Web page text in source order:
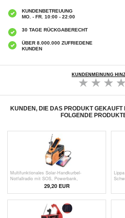
KUNDENBETREUUNG
MO. - FR. 10:00 - 22:00
30 TAGE RÜCKGABERECHT
ÜBER 8.000.000 ZUFRIEDENE
KUNDEN
KUNDENMEINUNG
KUNDEN, DIE DAS PRODUKT
FOLGENDE
Multifunktionales Solar-Handkurbel-
Notfallradio mit SOS, Powerbank,
Taschenlampe HY-068
29,20EUR